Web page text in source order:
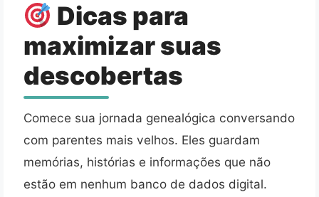
Dicas para
maximizar suas
descobertas
Comece sua jornada genealógica conversando
com parentes mais velhos. Eles guardam
memórias, histórias e informações que não
estão em nenhum banco de dados digital.